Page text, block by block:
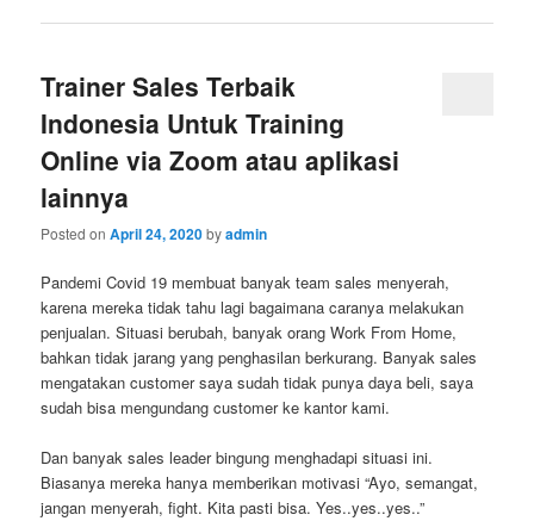
Trainer Sales Terbaik
Indonesia Untuk Training
Online via Zoom atau aplikasi
lainnya
Posted onApril 24, 2020byadmin
Pandemi Covid 19 membuat banyak team sales menyerah,
karena mereka tidak tahu lagi bagaimana caranya melakukan
penjualan. Situasi berubah, banyak orang Work From Home,
bahkan tidak jarang yang penghasilan berkurang. Banyak sales
mengatakan customer saya sudah tidak punya daya beli, saya
sudah bisa mengundang customer ke kantor kami.
Dan banyak sales leader bingung menghadapi situasi ini.
Biasanya mereka hanya memberikan motivasi “Ayo, semangat,
jangan menyerah, fight. Kita pasti bisa. Yes..yes..yes..”